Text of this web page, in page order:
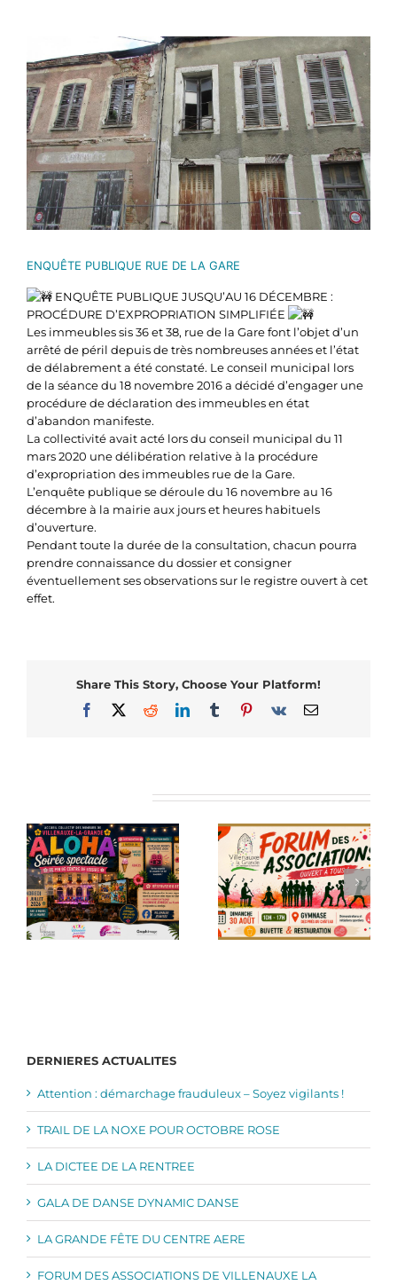
l'image
agrandie
ENQUÊTE PUBLIQUE RUE DE LA GARE
ENQUÊTE PUBLIQUE JUSQU’AU 16 DÉCEMBRE :
PROCÉDURE D’EXPROPRIATION SIMPLIFIÉE
Les immeubles sis 36 et 38, rue de la Gare font l’objet d’un
arrêté de péril depuis de très nombreuses années et l’état
de délabrement a été constaté. Le conseil municipal lors
de la séance du 18 novembre 2016 a décidé d’engager une
procédure de déclaration des immeubles en état
d’abandon manifeste.
La collectivité avait acté lors du conseil municipal du 11
mars 2020 une délibération relative à la procédure
d’expropriation des immeubles rue de la Gare.
L’enquête publique se déroule du 16 novembre au 16
décembre à la mairie aux jours et heures habituels
d’ouverture.
Pendant toute la durée de la consultation, chacun pourra
prendre connaissance du dossier et consigner
éventuellement ses observations sur le registre ouvert à cet
effet.
Share This Story, Choose Your Platform!
Facebook
X RedditLinkedInTumblrPinterest
Vk Email
DERNIERES ACTUALITES
Attention : démarchage frauduleux – Soyez vigilants !
TRAIL DE LA NOXE POUR OCTOBRE ROSE
LA DICTEE DE LA RENTREE
GALA DE DANSE DYNAMIC DANSE
LA GRANDE FÊTE DU CENTRE AERE
FORUM DES ASSOCIATIONS DE VILLENAUXE LA